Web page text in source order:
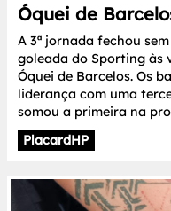
Óquei de
A 3ª jornada fechou
goleada do Sporting às
Óquei de Barcelos. Os
liderança com uma
somou a primeira na
PlacardHP